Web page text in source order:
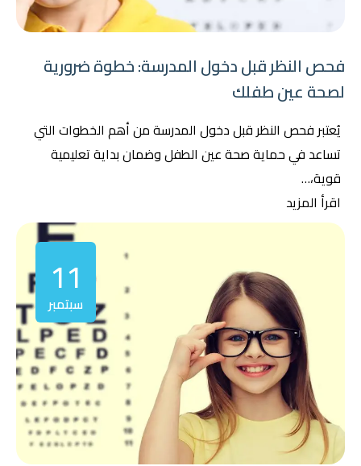
فحص النظر قبل دخول المدرسة: خطوة ضرورية
لصحة عين طفلك
يُعتبر فحص النظر قبل دخول المدرسة من أهم الخطوات التي
تساعد في حماية صحة عين الطفل وضمان بداية تعليمية
قوية،…
اقرأ المزيد
11
سبتمبر